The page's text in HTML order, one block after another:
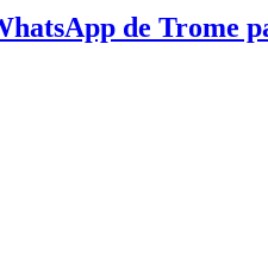
de Trome